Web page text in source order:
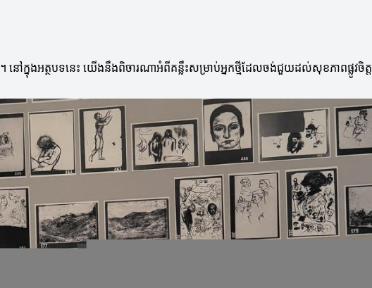
នុងអត្ថបទនេះ យើងនឹងពិចារណាអំពីគន្លឹះសម្រាប់អ្នកថ្មីដែលចង់ជួយដល់សុខភាពផ្លូវចិត្